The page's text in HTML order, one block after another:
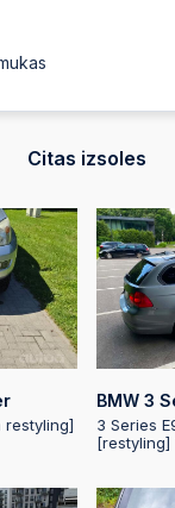
Citas izsoles
restyling]
BMW 3
3 Series
[restyling]